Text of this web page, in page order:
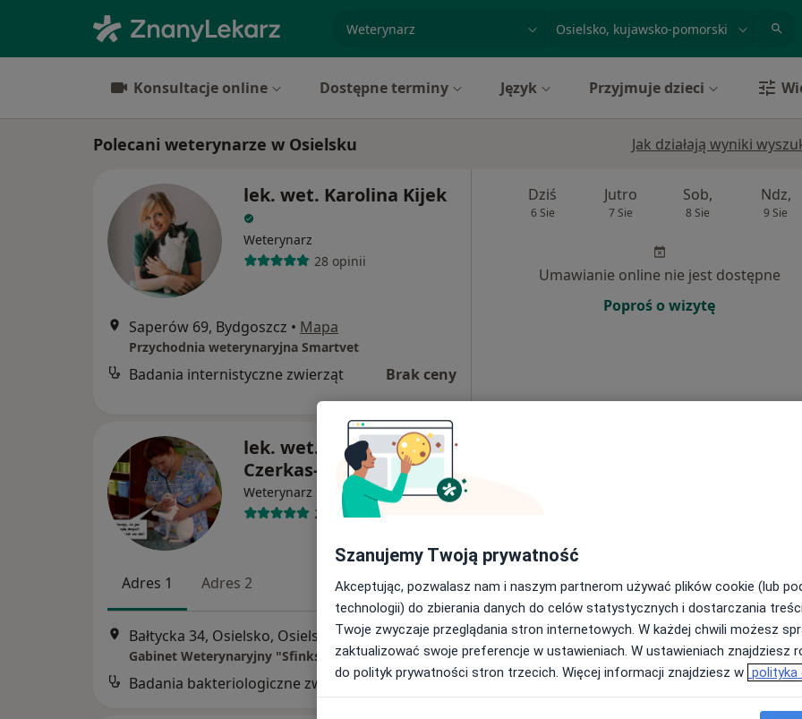
Konsultacje online Dostępne terminy Język Przyjmuje dzieci
Polecani weterynarze w Osielsku Jak działają wyniki
lek. wet. Karolina Kijek
Weterynarz
28 opinii
Saperów 69, Bydgoszcz • Mapa
Przychodnia weterynaryjna Smartvet
Badania internistyczne zwierząt Brak ceny
Dziś
6 Sie
Jutro
7 Sie
Sob,
8 Sie
Ndz,
9 Sie
Umawianie online nie jest dostępne
Poproś o wizytę
lek. wet. Natalia
Czerkas-Dobkowska
Weterynarz
2 opinie
Adres 1 Adres 2
Bałtycka 34, Osielsko, Osielsko • Mapa
Gabinet Weterynaryjny "Sfinks" Natalia Czerkas-Dobkowska
Badania bakteriologiczne zwierząt Brak ceny
Szanujemy Twoją prywatność
Akceptując, pozwalasz nam i naszym partnerom używać plików cookie (lub
technologii) do zbierania danych do celów statystycznych i dostarczania
Twoje zwyczaje przeglądania stron internetowych. W każdej chwili możesz
zaktualizować swoje preferencje w ustawieniach. W ustawieniach znajdziesz
do polityk prywatności stron trzecich. Więcej informacji znajdziesz w polityka